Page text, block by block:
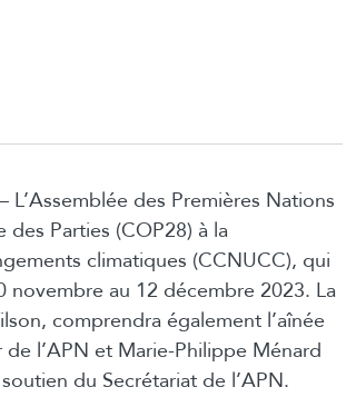
des Premières Nations
des Parties (COP28) à la
climatiques (CCNUCC), qui
novembre au 12 décembre 2023. La
comprendra également l’aînée
l’APN et Marie-Philippe Ménard
du Secrétariat de l’APN.